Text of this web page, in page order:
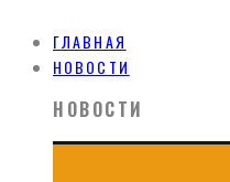
ГЛАВНАЯ
НОВОСТИ
НОВОСТИ